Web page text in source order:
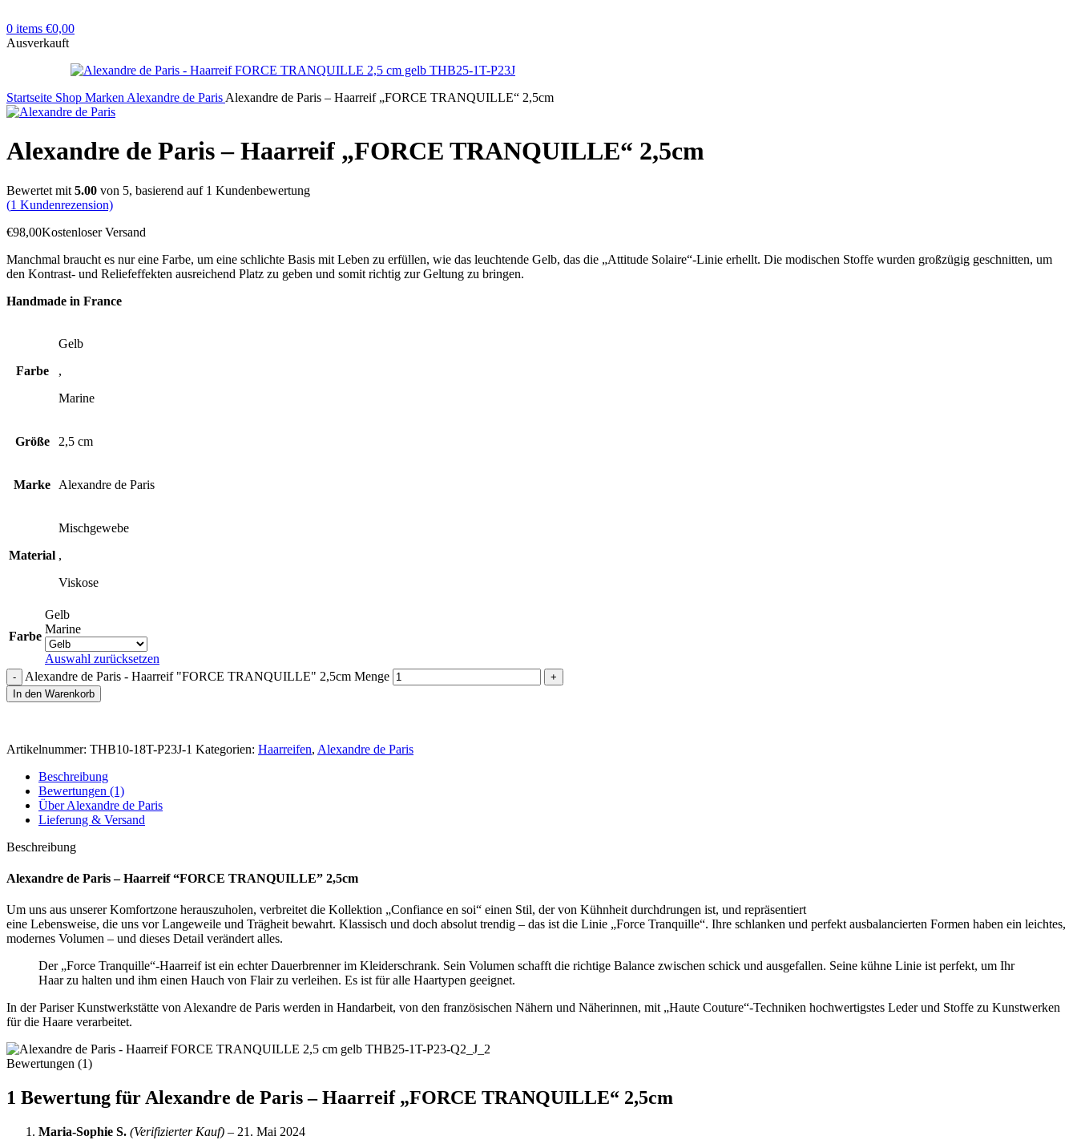
0 items €0,00
Ausverkauft
Startseite Shop Marken Alexandre de Paris Alexandre de Paris – Haarreif „FORCE TRANQUILLE“ 2,5cm
Alexandre de Paris – Haarreif „FORCE TRANQUILLE“ 2,5cm
Bewertet mit 5.00 von 5, basierend auf 1 Kundenbewertung
(1 Kundenrezension)
€98,00Kostenloser Versand
Manchmal braucht es nur eine Farbe, um eine schlichte Basis mit Leben zu erfüllen, wie das leuchtende Gelb, das die „Attitude Solaire“-Linie erhellt. Die modischen Stoffe wurden großzügig geschnitten, um
den Kontrast- und Reliefeffekten ausreichend Platz zu geben und somit richtig zur Geltung zu bringen.
Handmade in France
Farbe
Gelb
,
Marine
Größe 2,5 cm
Marke Alexandre de Paris
Material
Mischgewebe
,
Viskose
Farbe
Gelb
Marine
Auswahl zurücksetzen
Alexandre de Paris - Haarreif "FORCE TRANQUILLE" 2,5cm Menge
In den Warenkorb
Artikelnummer: THB10-18T-P23J-1 Kategorien: Haarreifen, Alexandre de Paris
Beschreibung
Bewertungen (1)
Über Alexandre de Paris
Lieferung & Versand
Beschreibung
Alexandre de Paris – Haarreif “FORCE TRANQUILLE” 2,5cm
Um uns aus unserer Komfortzone herauszuholen, verbreitet die Kollektion „Confiance en soi“ einen Stil, der von Kühnheit durchdrungen ist, und repräsentiert
eine Lebensweise, die uns vor Langeweile und Trägheit bewahrt. Klassisch und doch absolut trendig – das ist die Linie „Force Tranquille“. Ihre schlanken und perfekt ausbalancierten Formen haben ein leichtes,
modernes Volumen – und dieses Detail verändert alles.
Der „Force Tranquille“-Haarreif ist ein echter Dauerbrenner im Kleiderschrank. Sein Volumen schafft die richtige Balance zwischen schick und ausgefallen. Seine kühne Linie ist perfekt, um Ihr
Haar zu halten und ihm einen Hauch von Flair zu verleihen. Es ist für alle Haartypen geeignet.
In der Pariser Kunstwerkstätte von Alexandre de Paris werden in Handarbeit, von den französischen Nähern und Näherinnen, mit „Haute Couture“-Techniken hochwertigstes Leder und Stoffe zu Kunstwerken
für die Haare verarbeitet.
Bewertungen (1)
1 Bewertung fürAlexandre de Paris – Haarreif „FORCE TRANQUILLE“ 2,5cm
Maria-Sophie S. (Verifizierter Kauf) – 21. Mai 2024